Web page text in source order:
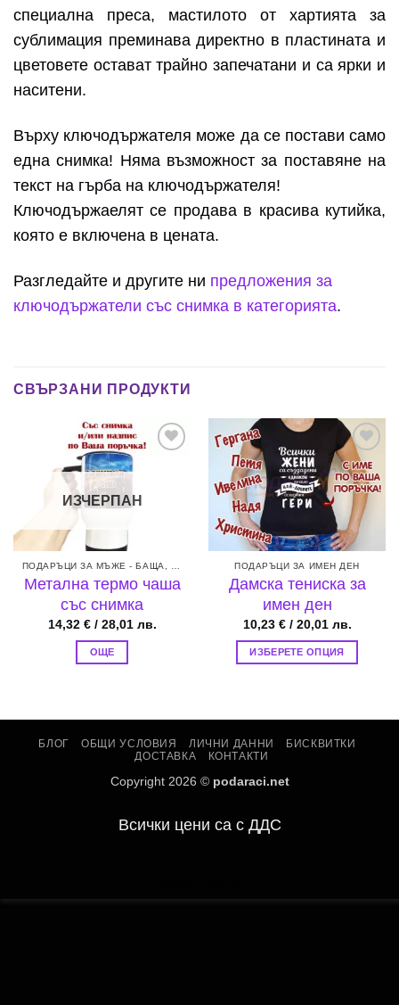
специална преса, мастилото от хартията за
сублимация преминава директно в пластината и
цветовете остават трайно запечатани и са ярки и
наситени.
Върху ключодържателя може да се постави само
една снимка! Няма възможност за поставяне на
текст на гърба на ключодържателя!
Ключодържаелят се продава в красива кутийка,
която е включена в цената.
Разгледайте и другите ни предложения за
ключодържатели със снимка в категорията.
СВЪРЗАНИ ПРОДУКТИ
ИЗЧЕРПАН
Метална термо чаша
със снимка
14,32 €/ 28,01 лв.
ОЩЕ
Add to
wishlist
ПОДАРЪЦИ ЗА ИМЕН ДЕН
Дамска тениска за
имен ден
10,23 €/ 20,01 лв.
ИЗБЕРЕТЕ ОПЦИЯ
variants.
БЛОГ ОБЩИ УСЛОВИЯ ЛИЧНИ ДАННИ
БИСКВИТКИ
ДОСТАВКА
КОНТАКТИ
Copyright 2026 © podaraci.net
Всички цени са с ДДС